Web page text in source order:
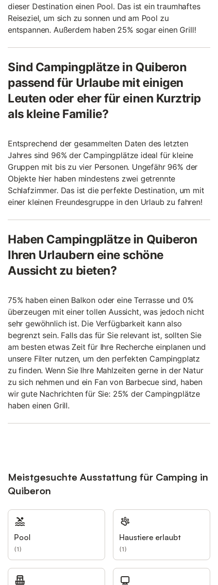
dieser Destination einen Pool. Das ist ein traumhaftes
Reiseziel, um sich zu sonnen und am Pool zu
entspannen. Außerdem haben 25% sogar einen Grill!
Sind Campingplätze in Quiberon
passend für Urlaube mit einigen
Leuten oder eher für einen Kurztrip
als kleine Familie?
Entsprechend der gesammelten Daten des letzten
Jahres sind 96% der Campingplätze ideal für kleine
Gruppen mit bis zu vier Personen. Ungefähr 96% der
Objekte hier haben mindestens zwei getrennte
Schlafzimmer. Das ist die perfekte Destination, um mit
einer kleinen Freundesgruppe in den Urlaub zu fahren!
Haben Campingplätze in Quiberon
Ihren Urlaubern eine schöne
Aussicht zu bieten?
75% haben einen Balkon oder eine Terrasse und 0%
überzeugen mit einer tollen Aussicht, was jedoch nicht
sehr gewöhnlich ist. Die Verfügbarkeit kann also
begrenzt sein. Falls das für Sie relevant ist, sollten Sie
am besten etwas Zeit für Ihre Recherche einplanen und
unsere Filter nutzen, um den perfekten Campingplatz
zu finden. Wenn Sie Ihre Mahlzeiten gerne in der Natur
zu sich nehmen und ein Fan von Barbecue sind, haben
wir gute Nachrichten für Sie: 25% der Campingplätze
haben einen Grill.
Meistgesuchte Ausstattung für Camping in
Quiberon
Pool
(1)
Haustiere erlaubt
(1)